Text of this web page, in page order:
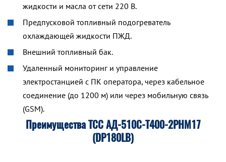
жидкости и масла от сети 220 В.
Предпусковой топливный подогреватель
охлаждающей жидкости ПЖД.
Внешний топливный бак.
Удаленный мониторинг и управление
электростанцией с ПК оператора, через кабельное
соединение (до 1200 м) или через мобильную связь
(GSM).
Преимущества ТСС АД-510С-Т400-2РНМ17
(DP180LB)